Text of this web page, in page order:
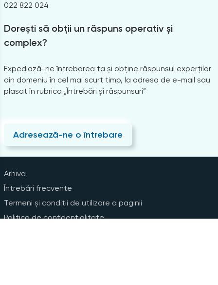
022 822 024
Dorești să obții un răspuns operativ și
complex?
Expediază-ne întrebarea ta și obține răspunsul experților
din domeniu în cel mai scurt timp, la adresa de e-mail sau
plasat în rubrica „Întrebări și răspunsuri”
Adresează-ne o întrebare
Arhiva
Întrebări frecvente
Termeni și condiții de utilizare a paginii
Politica de confidențialitate